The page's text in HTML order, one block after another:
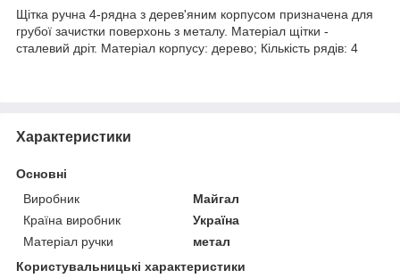
Щітка ручна 4-рядна з дерев'яним корпусом призначена для
грубої зачистки поверхонь з металу. Матеріал щітки -
сталевий дріт. Матеріал корпусу: дерево; Кількість рядів: 4
Характеристики
Основні
Виробник
Майгал
Країна виробник
Україна
Матеріал ручки
метал
Користувальницькі характеристики